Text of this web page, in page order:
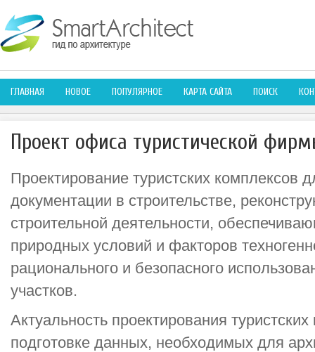
ГЛАВНАЯ НОВОЕ ПОПУЛЯРНОЕ КАРТА САЙТА ПОИСК
Проект офиса туристической
Проектирование туристских комплексов
документации в строительстве,
строительной деятельности,
природных условий и факторов
рационального и безопасного
участков.
Актуальность проектирования
подготовке данных, необходимых для